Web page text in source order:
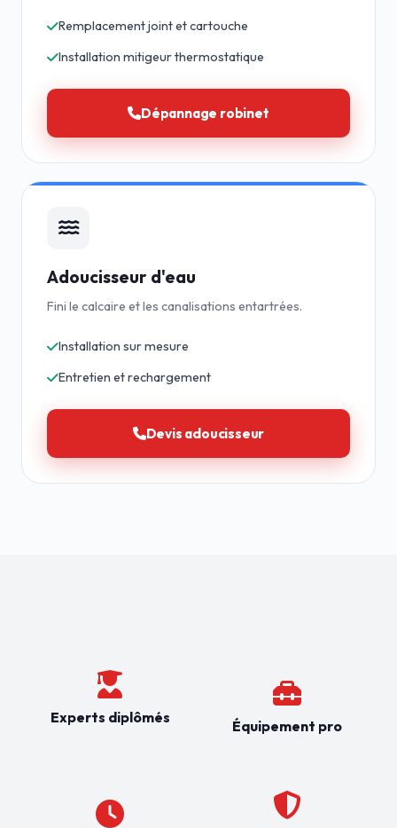
Remplacement joint et cartouche
Installation mitigeur thermostatique
Dépannage robinet
Adoucisseur d'eau
Fini le calcaire et les canalisations entartrées.
Installation sur mesure
Entretien et rechargement
Devis adoucisseur
Experts diplômés Équipement pro